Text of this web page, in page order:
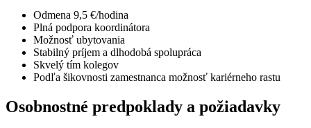
Odmena 9,5 €/hodina
Plná podpora koordinátora
Možnosť ubytovania
Stabilný príjem a dlhodobá spolupráca
Skvelý tím kolegov
Podľa šikovnosti zamestnanca možnosť kariérneho rastu
Osobnostné predpoklady a požiadavky